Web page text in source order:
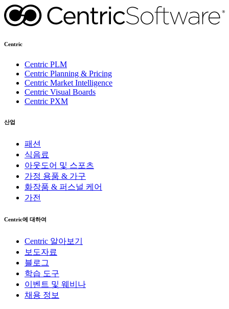
Centric
Centric PLM
Centric Planning & Pricing
Centric Market Intelligence
Centric Visual Boards
Centric PXM
산업
패션
식음료
아웃도어 및 스포츠
가정 용품 & 가구
화장품 & 퍼스널 케어
가전
Centric에 대하여
Centric 알아보기
보도자료
블로그
학습 도구
이벤트 및 웨비나
채용 정보